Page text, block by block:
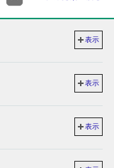
表示
表示
表示